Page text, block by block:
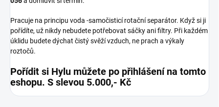
Pracuje na principu voda -samočisticí rotační separátor. Když si ji
pořídíte, už nikdy nebudete potřebovat sáčky ani filtry. Při každém
úklidu budete dýchat čistý svěží vzduch, ne prach a výkaly
roztočů.
Pořídit si Hylu můžete po přihlášení na tomto
eshopu. S slevou 5.000,- Kč